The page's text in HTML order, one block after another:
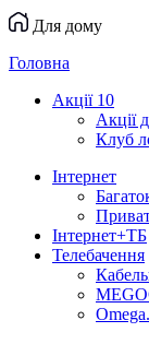
Для дому
Головна
Акції 10
Акції
Клуб
Інтернет
Інтернет+ТБ
Телебачення